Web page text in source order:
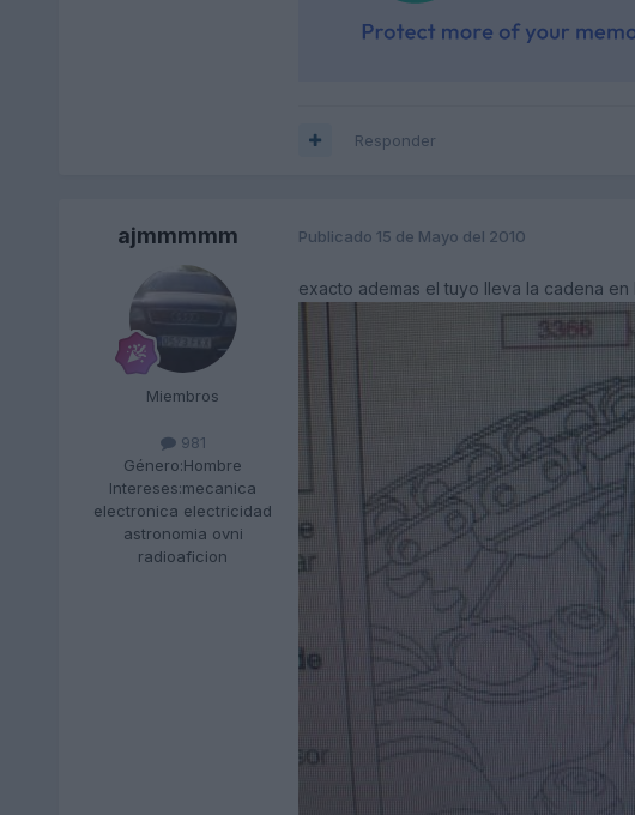
Responder
ajmmmmm
Miembros
981
Género:Hombre
Intereses:mecanica
electronica electricidad
astronomia ovni
radioaficion
Publicado 15 de Mayo del 2010
exacto ademas el tuyo lleva la cadena